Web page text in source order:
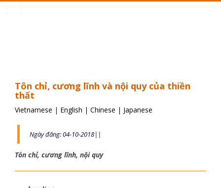
Tôn chỉ, cương lĩnh và nội quy của thiền
thất
Vietnamese | English | Chinese | Japanese
Ngày đăng: 04-10-2018||
Tôn chỉ, cương lĩnh, nội quy